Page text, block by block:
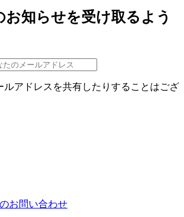
お知らせを受け取るよう
ルアドレスを共有したりすることはござ
お問い合わせ